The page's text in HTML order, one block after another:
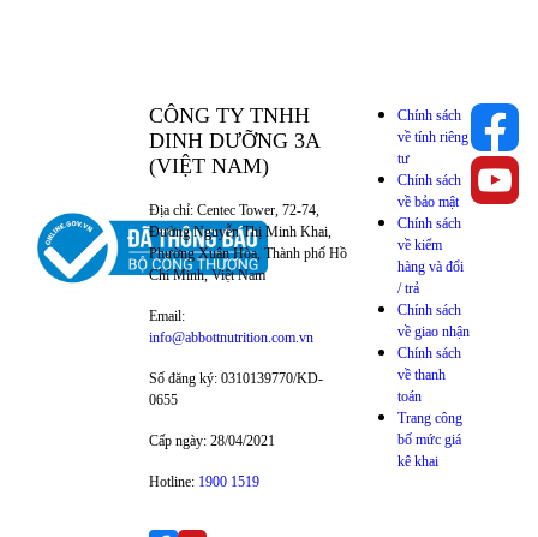
CÔNG TY TNHH
DINH DƯỠNG 3A
(VIỆT NAM)
Địa chỉ: Centec Tower, 72-74,
Đường Nguyễn Thị Minh Khai,
Phường Xuân Hòa, Thành phố Hồ
Chí Minh, Việt Nam
Email:
info@abbottnutrition.com.vn
Số đăng ký: 0310139770/KD-
0655
Cấp ngày: 28/04/2021
Hotline: 1900 1519
Chính sách
về tính riêng
tư
Chính sách
về bảo mật
Chính sách
về kiểm
hàng và đổi
/ trả
Chính sách
về giao nhận
Chính sách
về thanh
toán
Trang công
bố mức giá
kê khai